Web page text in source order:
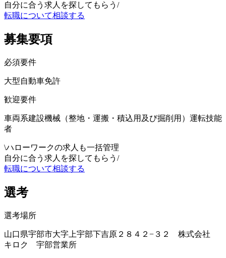
自分に合う求人を探してもらう /
転職について相談する
募集要項
必須要件
大型自動車免許
歓迎要件
車両系建設機械（整地・運搬・積込用及び掘削用）運転技能
者
\ハローワークの求人も一括管理
自分に合う求人を探してもらう /
転職について相談する
選考
選考場所
山口県宇部市大字上宇部下吉原２８４２−３２ 株式会社
キロク 宇部営業所